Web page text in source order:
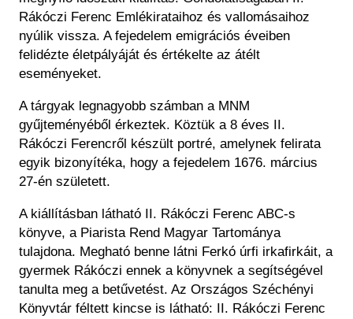
Rákóczi Ferenc Emlékirataihoz és vallomásaihoz
nyúlik vissza. A fejedelem emigrációs éveiben
felidézte életpályáját és értékelte az átélt
eseményeket.
A tárgyak legnagyobb számban a MNM
gyűjteményéből érkeztek. Köztük a 8 éves II.
Rákóczi Ferencről készült portré, amelynek felirata
egyik bizonyítéka, hogy a fejedelem 1676. március
27-én született.
A kiállításban látható II. Rákóczi Ferenc ABC-s
könyve, a Piarista Rend Magyar Tartománya
tulajdona. Megható benne látni Ferkó úrfi irkafirkáit, a
gyermek Rákóczi ennek a könyvnek a segítségével
tanulta meg a betűvetést. Az Országos Széchényi
Könyvtár féltett kincse is látható: II. Rákóczi Ferenc